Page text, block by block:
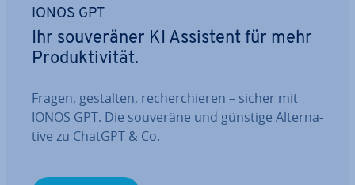
IONOS GPT
Ihr sou­ve­rä­ner KI Assistent für mehr
Pro­duk­ti­vi­tät.
Fragen, gestalten, re­cher­chie­ren – sicher mit
IONOS GPT. Die souveräne und günstige Al­ter­na­
ti­ve zu ChatGPT & Co.